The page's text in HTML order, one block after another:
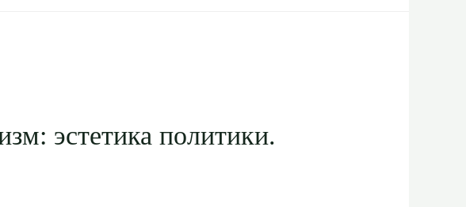
эстетика политики.